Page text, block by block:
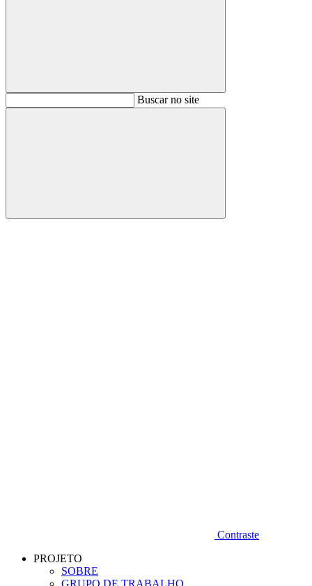
BuscarBuscar no site
Buscar
Contraste
PROJETO
SOBRE